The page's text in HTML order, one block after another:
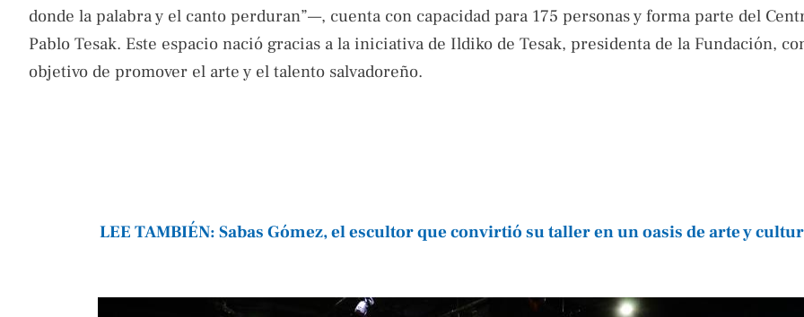
donde la palabra y el canto perduran”—, cuenta con capacidad para 175 personas y forma parte del
Pablo Tesak. Este espacio nació gracias a la iniciativa de Ildiko de Tesak, presidenta de la Fundación,
objetivo de promover el arte y el talento salvadoreño.
LEE TAMBIÉN: Sabas Gómez, el escultor que convirtió su taller en un oasis de arte y